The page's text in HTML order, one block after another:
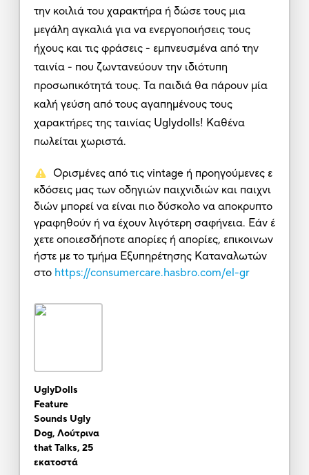
την κοιλιά του χαρακτήρα ή δώσε τους μια
μεγάλη αγκαλιά για να ενεργοποιήσεις τους
ήχους και τις φράσεις - εμπνευσμένα από την
ταινία - που ζωντανεύουν την ιδιότυπη
προσωπικότητά τους. Τα παιδιά θα πάρουν μία
καλή γεύση από τους αγαπημένους τους
χαρακτήρες της ταινίας Uglydolls! Καθένα
πωλείται χωριστά.
Ορισμένες από τις vintage ή προηγούμενες ε
κδόσεις μας των οδηγιών παιχνιδιών και παιχνι
διών μπορεί να είναι πιο δύσκολο να αποκρυπτο
γραφηθούν ή να έχουν λιγότερη σαφήνεια. Εάν έ
χετε οποιεσδήποτε απορίες ή απορίες, επικοινων
ήστε με το τμήμα Εξυπηρέτησης Καταναλωτών
στο https://consumercare.hasbro.com/el-gr
UglyDolls
Feature
Sounds Ugly
Dog, Λούτρινα
that Talks, 25
εκατοστά